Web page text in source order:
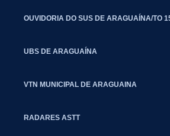
OUVIDORIA DO SUS DE ARAGUAÍNA/TO
UBS DE ARAGUAÍNA
VTN MUNICIPAL DE ARAGUAINA
RADARES ASTT